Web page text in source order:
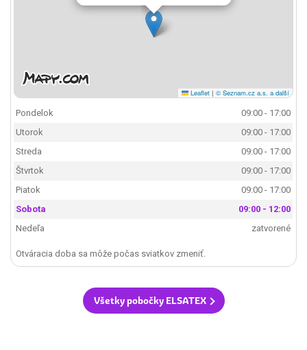
Leaflet | © Seznam.cz a.s. a další
Pondelok
09:00 - 17:00
Utorok
09:00 - 17:00
Streda
09:00 - 17:00
Štvrtok
09:00 - 17:00
Piatok
09:00 - 17:00
Sobota
09:00 - 12:00
Nedeľa
zatvorené
Otváracia doba sa môže počas sviatkov zmeniť.
Všetky pobočky ELSATEX